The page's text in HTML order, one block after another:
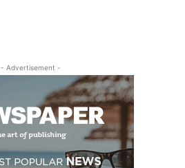
- Advertisement -